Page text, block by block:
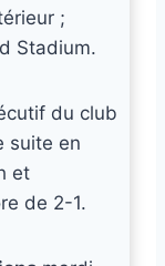
;
Stadium.
du club
suite en
et
de 2-1.